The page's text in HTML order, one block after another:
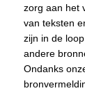
zorg aan het
van teksten
zijn in de
andere
Ondanks